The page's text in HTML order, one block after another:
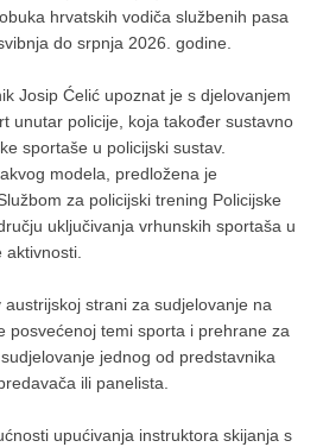
hrvatskih vodiča službenih pasa
do srpnja 2026. godine.
Josip Ćelić upoznat je s djelovanjem
unutar policije, koja također sustavno
sportaše u policijski sustav.
modela, predložena je
za policijski trening Policijske
uključivanja vrhunskih sportaša u
aktivnosti.
strani za sudjelovanje na
posvećenoj temi sporta i prehrane za
jednog od predstavnika
ili panelista.
upućivanja instruktora skijanja s